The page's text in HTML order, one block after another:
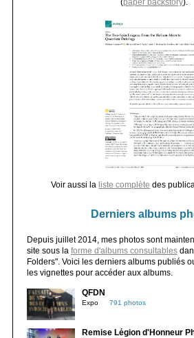
(paper backstory).
Voir aussi la liste complète des
Derniers albums
Depuis juillet 2014, mes photos sont
site sous la forme d'albums consultables
Folders". Voici les derniers albums publiés
les vignettes pour accéder aux albums.
QFDN
Expo 791 photos
Remise Légion d'Honneur